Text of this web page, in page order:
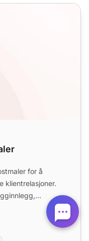
for å
klientrelasjoner.